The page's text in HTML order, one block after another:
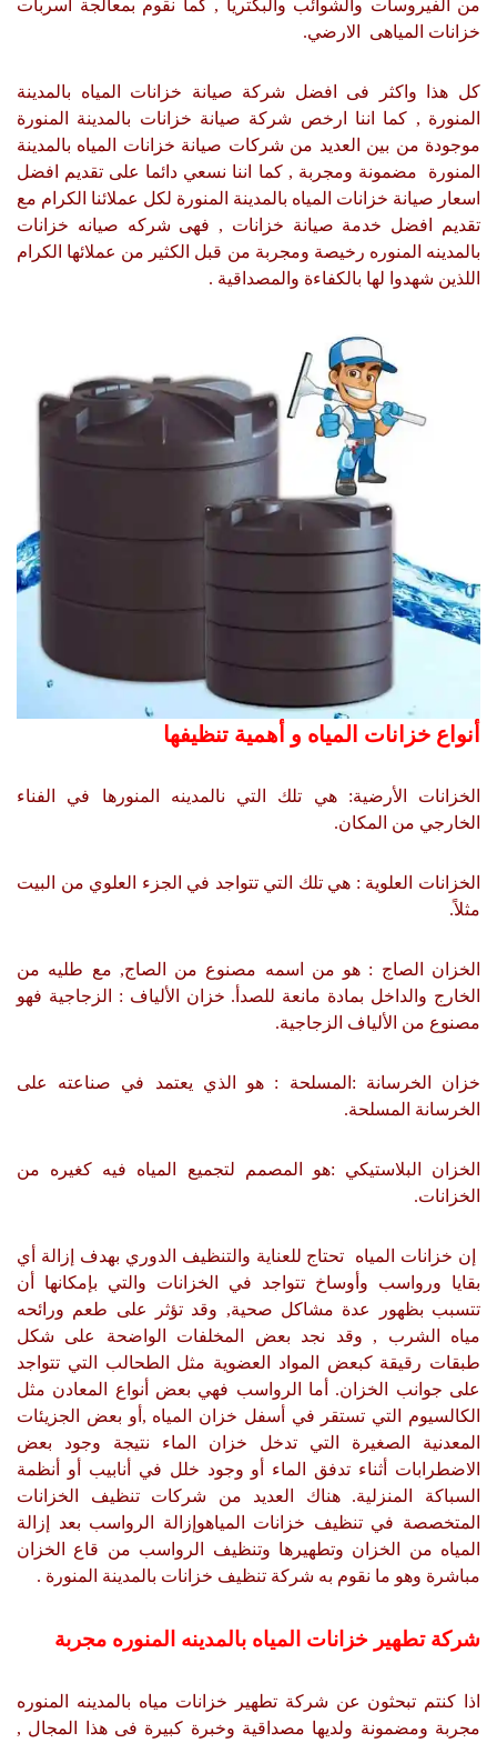
من الفيروسات والشوائب والبكتريا , كما نقوم بمعالجة اسربات
خزانات المياهى الارضي.
كل هذا واكثر فى افضل شركة صيانة خزانات المياه بالمدينة
المنورة , كما اننا ارخص شركة صيانة خزانات بالمدينة المنورة
موجودة من بين العديد من شركات صيانة خزانات المياه بالمدينة
المنورة مضمونة ومجربة , كما اننا نسعي دائما على تقديم افضل
اسعار صيانة خزانات المياه بالمدينة المنورة لكل عملائنا الكرام مع
تقديم افضل خدمة صيانة خزانات , فهى شركه صيانه خزانات
بالمدينه المنوره رخيصة ومجربة من قبل الكثير من عملائها الكرام
اللذين شهدوا لها بالكفاءة والمصداقية .
أنواع خزانات المياه و أهمية تنظيفها
الخزانات الأرضية: هي تلك التي نالمدينه المنورها في الفناء
الخارجي من المكان.
الخزانات العلوية : هي تلك التي تتواجد في الجزء العلوي من البيت
مثلاً.
الخزان الصاج : هو من اسمه مصنوع من الصاج, مع طليه من
الخارج والداخل بمادة مانعة للصدأ. خزان الألياف : الزجاجية فهو
مصنوع من الألياف الزجاجية.
خزان الخرسانة :المسلحة : هو الذي يعتمد في صناعته على
الخرسانة المسلحة.
الخزان البلاستيكي :هو المصمم لتجميع المياه فيه كغيره من
الخزانات.
إن خزانات المياه تحتاج للعناية والتنظيف الدوري بهدف إزالة أي
بقايا ورواسب وأوساخ تتواجد في الخزانات والتي بإمكانها أن
تتسبب بظهور عدة مشاكل صحية, وقد تؤثر على طعم ورائحه
مياه الشرب , وقد نجد بعض المخلفات الواضحة على شكل
طبقات رقيقة كبعض المواد العضوية مثل الطحالب التي تتواجد
على جوانب الخزان. أما الرواسب فهي بعض أنواع المعادن مثل
الكالسيوم التي تستقر في أسفل خزان المياه ,أو بعض الجزيئات
المعدنية الصغيرة التي تدخل خزان الماء نتيجة وجود بعض
الاضطرابات أثناء تدفق الماء أو وجود خلل في أنابيب أو أنظمة
السباكة المنزلية. هناك العديد من شركات تنظيف الخزانات
المتخصصة في تنظيف خزانات المياهوإزالة الرواسب بعد إزالة
المياه من الخزان وتطهيرها وتنظيف الرواسب من قاع الخزان
مباشرة وهو ما نقوم به شركة تنظيف خزانات بالمدينة المنورة .
شركة تطهير خزانات المياه بالمدينه المنوره مجربة
اذا كنتم تبحثون عن شركة تطهير خزانات مياه بالمدينه المنوره
مجربة ومضمونة ولديها مصداقية وخبرة كبيرة فى هذا المجال ,